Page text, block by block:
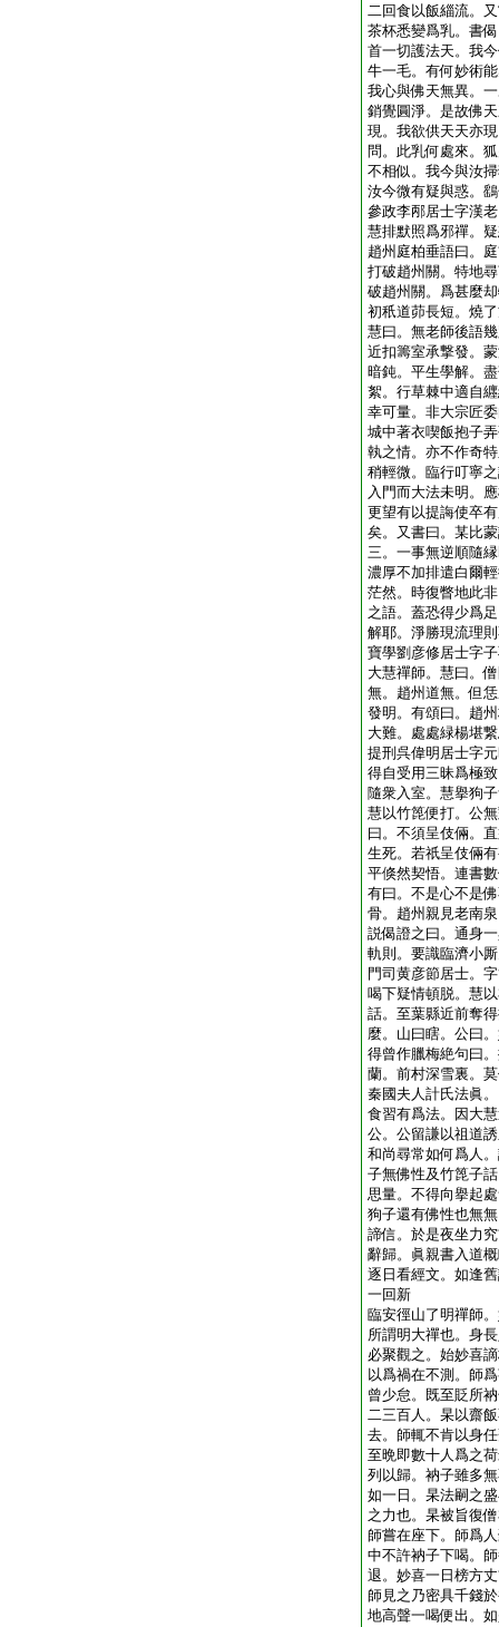
二回食以飯緇流。
茶杯悉變爲乳。書
首一切護法天。我
牛一毛。有何妙術
我心與佛天無異。
銷覺圓淨。是故佛
現。我欲供天天亦
問。此乳何處來。
不相似。我今與汝
汝今微有疑與惑。
參政李邴居士字漢
慧排默照爲邪禪。
趙州庭柏垂語曰。
打破趙州關。特地
破趙州關。爲甚麼
初秖道茆長短。燒
慧曰。無老師後語
近扣籌室承撃發。
暗鈍。平生學解。
絮。行草棘中適自
幸可量。非大宗匠
城中著衣喫飯抱子
執之情。亦不作奇
稍輕微。臨行叮寧
入門而大法未明。
更望有以提誨使卒
矣。又書曰。某比
三。一事無逆順隨
濃厚不加排遣白爾
茫然。時復瞥地此
之語。蓋恐得少爲
解耶。淨勝現流理
寶學劉彦修居士字
大慧禪師。慧曰。
無。趙州道無。但
發明。有頌曰。趙
大難。處處緑楊堪
提刑呉偉明居士字
得自受用三昧爲極
隨衆入室。慧擧狗
慧以竹箆便打。公
曰。不須呈伎倆。
生死。若祇呈伎倆
平倏然契悟。連書
有曰。不是心不是
骨。趙州親見老南
説偈證之曰。通身
軌則。要識臨濟小
門司黄彦節居士。
喝下疑情頓脱。慧
話。至葉縣近前奪
麼。山曰瞎。公曰
得曾作臘梅絶句曰
蘭。前村深雪裏。
秦國夫人計氏法眞
食習有爲法。因大
公。公留謙以祖道
和尚尋常如何爲人
子無佛性及竹箆子
思量。不得向擧起
狗子還有佛性也無
諦信。於是夜坐力
辭歸。眞親書入道
逐日看經文。如逢
一回新
臨安徑山了明禪師
所謂明大禪也。身
必聚觀之。始妙喜
以爲禍在不測。師
曾少怠。既至貶所
二三百人。杲以齋
去。師輒不肯以身
至晩即數十人爲之
列以歸。衲子雖多
如一日。杲法嗣之
之力也。杲被旨復
師嘗在座下。師爲
中不許衲子下喝。
退。妙喜一日榜方
師見之乃密具千錢
地高聲一喝便出。